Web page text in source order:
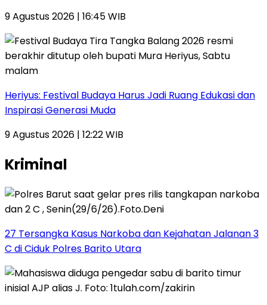
9 Agustus 2026 | 16:45 WIB
Heriyus: Festival Budaya Harus Jadi Ruang Edukasi dan
Inspirasi Generasi Muda
9 Agustus 2026 | 12:22 WIB
Kriminal
27 Tersangka Kasus Narkoba dan Kejahatan Jalanan 3
C di Ciduk Polres Barito Utara